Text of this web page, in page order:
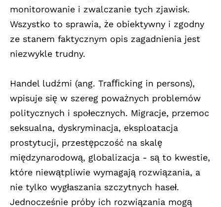
monitorowanie i zwalczanie tych zjawisk.
Wszystko to sprawia, że obiektywny i zgodny
ze stanem faktycznym opis zagadnienia jest
niezwykle trudny.
Handel ludźmi (ang. Traﬃcking in persons),
wpisuje się w szereg poważnych problemów
politycznych i społecznych. Migracje, przemoc
seksualna, dyskryminacja, eksploatacja
prostytucji, przestępczość na skalę
międzynarodową, globalizacja - są to kwestie,
które niewątpliwie wymagają rozwiązania, a
nie tylko wygłaszania szczytnych haseł.
Jednocześnie próby ich rozwiązania mogą